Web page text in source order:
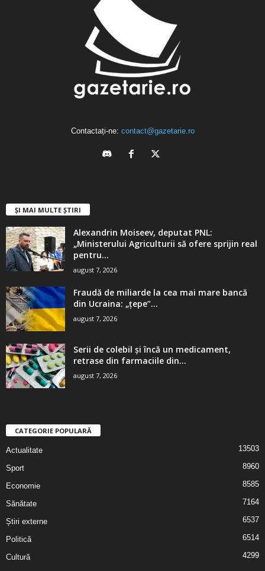
Contactați-ne: contact@gazetarie.ro
ȘI MAI MULTE ȘTIRI
Alexandrin Moiseev, deputat PNL:
„Ministerului Agriculturii să ofere sprijin real
pentru...
august 7, 2026
Fraudă de miliarde la cea mai mare bancă
din Ucraina: „țepe”...
august 7, 2026
Serii de colebil și încă un medicament,
retrase din farmaciile din...
august 7, 2026
CATEGORIE POPULARĂ
Actualitate 13503
Sport 8960
Economie 8585
Sănătate 7164
Știri externe 6537
Politică 6514
Cultură 4299